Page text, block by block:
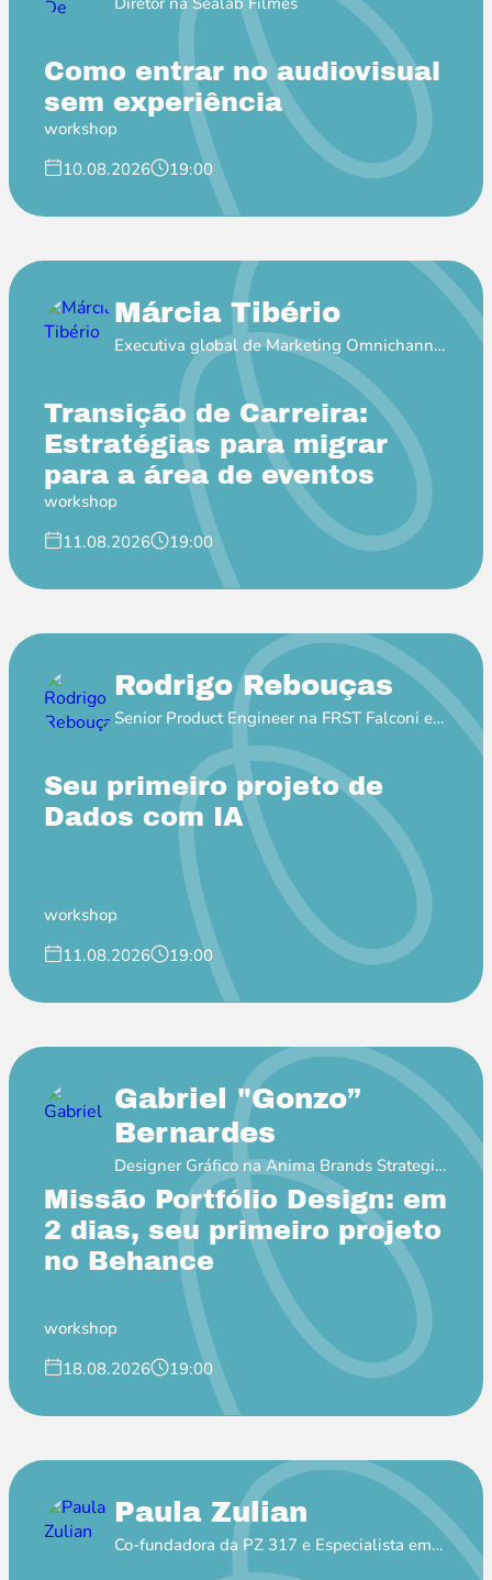
Como entrar no audiovisual
sem experiência
workshop
10.08.2026
19:00
Márcia Tibério
Executiva global de Marketing Omnichannel
Transição de Carreira:
Estratégias para migrar
para a área de eventos
workshop
11.08.2026
19:00
Rodrigo Rebouças
Senior Product Engineer na FRST Falconi e
Seu primeiro projeto de
Dados com IA
workshop
11.08.2026
19:00
Gabriel "Gonzo”
Bernardes
Designer Gráfico na Anima Brands Strategic
Soulful Design
Missão Portfólio Design: em
2 dias, seu primeiro projeto
no Behance
workshop
18.08.2026
19:00
Paula Zulian
Co-fundadora da PZ 317 e Especialista em
MKT de Influência